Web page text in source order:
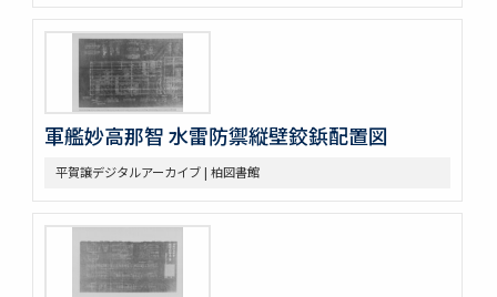
軍艦妙高那智 水雷防禦縦壁鉸鋲配置図
平賀譲デジタルアーカイブ | 柏図書館